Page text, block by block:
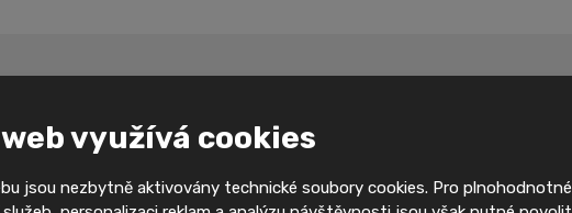
FORMULÁŘ
využívá cookies
jsou nezbytně aktivovány technické soubory cookies. Pro plnohodnotné